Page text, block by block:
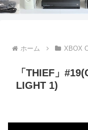
ホーム XBOX
「THIEF」
LIGHT 1)